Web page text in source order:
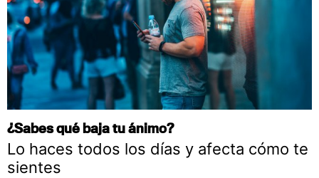
¿Sabes qué baja tu ánimo?
Lo haces todos los días y afecta cómo te
sientes